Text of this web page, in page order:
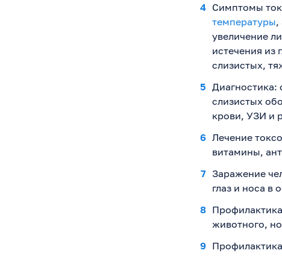
Симптомы
температуры,
увеличение
истечения из
слизистых,
Диагностика:
слизистых
крови, УЗИ и
Лечение
витамины,
Заражение
глаз и носа в
животного,